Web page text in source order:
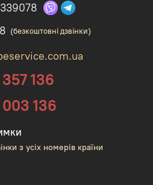
136
136
з усіх номерів країни
(безкоштовні дзвінки)